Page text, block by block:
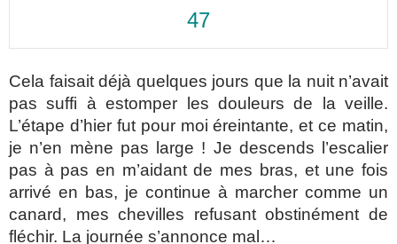
47
Cela faisait déjà quelques jours que la nuit n’avait
pas suffi à estomper les douleurs de la veille.
L’étape d’hier fut pour moi éreintante, et ce matin,
je n’en mène pas large ! Je descends l’escalier
pas à pas en m’aidant de mes bras, et une fois
arrivé en bas, je continue à marcher comme un
canard, mes chevilles refusant obstinément de
fléchir. La journée s’annonce mal…